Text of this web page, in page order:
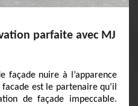
parfaite avec MJ
façade nuire à l’apparence
est le partenaire qu’il
de façade impeccable.